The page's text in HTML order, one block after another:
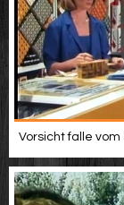
Vorsicht falle vom